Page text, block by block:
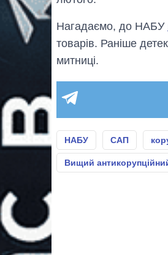
Нагадаємо, до НАБУ
товарів. Раніше
митниці.
НАБУ САП
Вищий